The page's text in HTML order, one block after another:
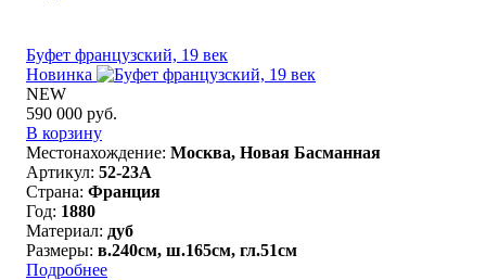
Буфет французский, 19 век
Новинка
NEW
590 000 руб.
В корзину
Местонахождение: Москва, Новая Басманная
Артикул: 52-23A
Страна: Франция
Год: 1880
Материал: дуб
Размеры: в.240см, ш.165см, гл.51см
Подробнее